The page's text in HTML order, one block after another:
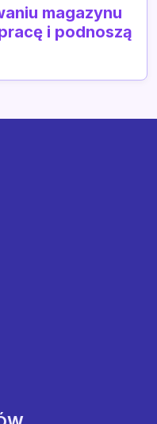
magazynu
i podnoszą